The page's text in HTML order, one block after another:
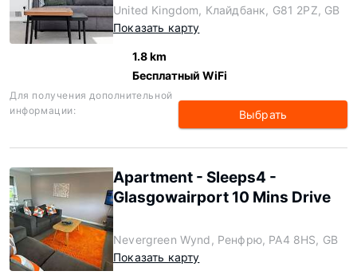
United Kingdom, Клайдбанк, G81 2PZ, GB
Показать карту
1.8 km
Бесплатный WiFi
Для получения дополнительной
информации:
Выбрать
Apartment - Sleeps4 -
Glasgowairport 10 Mins Drive
Nevergreen Wynd, Ренфрю, PA4 8HS, GB
Показать карту